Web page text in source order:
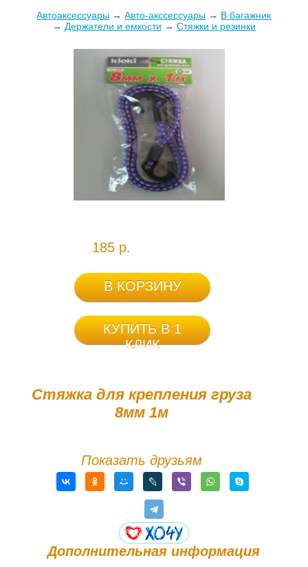
Автоаксессуары →Авто-акссессуары → В багажник
→ Держатели и емкости → Стяжки и резинки
Стяжка для крепления груза
8мм 1м
185 р.
В КОРЗИНУ
КУПИТЬ В 1
КЛИК
Показать друзьям
Дополнительная информация